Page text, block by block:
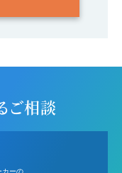
ご相談
カーの